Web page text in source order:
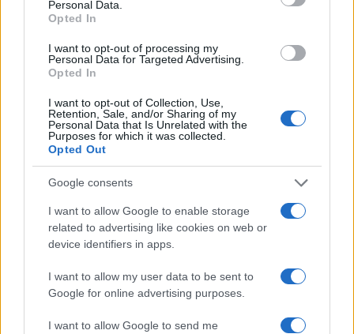
Personal Data.
Opted In
I want to opt-out of processing my
Personal Data for Targeted Advertising.
Opted In
I want to opt-out of Collection, Use,
Retention, Sale, and/or Sharing of my
Personal Data that Is Unrelated with the
Purposes for which it was collected.
Opted Out
Google consents
I want to allow Google to enable storage
related to advertising like cookies on web or
device identifiers in apps.
I want to allow my user data to be sent to
Google for online advertising purposes.
I want to allow Google to send me
Βόρεια Κορέα: Νέα εκτόξευση
ασκήσεις ΗΠΑ–Νότιας Κορέας
Το Ιράν προειδοποιεί για μαζικές
επιθέσεις τις χώρες του Κόλπου